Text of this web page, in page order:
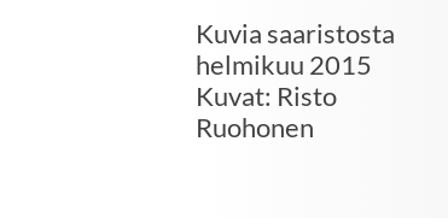
Kuvia saaristosta
helmikuu 2015
Kuvat: Risto
Ruohonen